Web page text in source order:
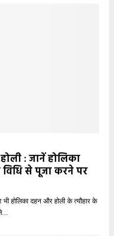
: जानें होलिका
से पूजा करने पर
होलिका दहन और होली के त्यौहार के